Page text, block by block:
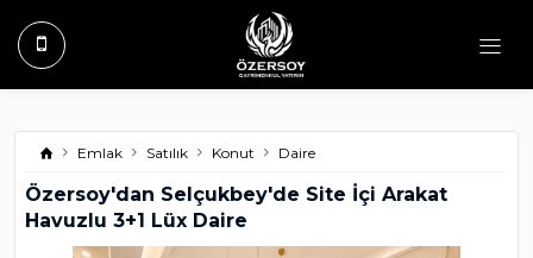
Emlak Satılık Konut Daire
Özersoy'dan Selçukbey'de Site İçi Arakat
Havuzlu 3+1 Lüx Daire